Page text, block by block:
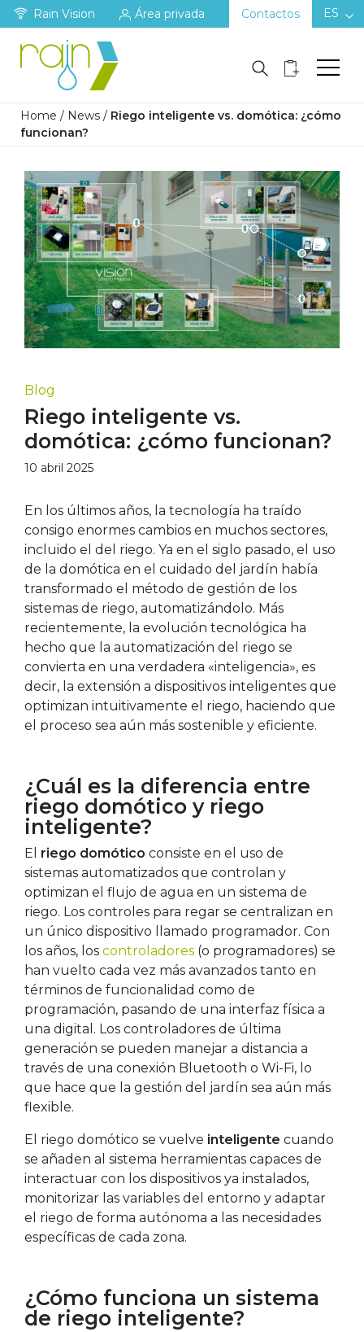
Rain Vision Área privada Contactos ES
Home / News / Riego inteligente vs. domótica: ¿cómo
funcionan?
Blog
Riego inteligente vs.
domótica: ¿cómo funcionan?
10 abril 2025
En los últimos años, la tecnología ha traído
consigo enormes cambios en muchos sectores,
incluido el del riego. Ya en el siglo pasado, el uso
de la domótica en el cuidado del jardín había
transformado el método de gestión de los
sistemas de riego, automatizándolo. Más
recientemente, la evolución tecnológica ha
hecho que la automatización del riego se
convierta en una verdadera «inteligencia», es
decir, la extensión a dispositivos inteligentes que
optimizan intuitivamente el riego, haciendo que
el proceso sea aún más sostenible y eficiente.
¿Cuál es la diferencia entre
riego domótico y riego
inteligente?
El riego domótico consiste en el uso de
sistemas automatizados que controlan y
optimizan el flujo de agua en un sistema de
riego. Los controles para regar se centralizan en
un único dispositivo llamado programador. Con
los años, los controladores (o programadores) se
han vuelto cada vez más avanzados tanto en
términos de funcionalidad como de
programación, pasando de una interfaz física a
una digital. Los controladores de última
generación se pueden manejar a distancia a
través de una conexión Bluetooth o Wi-Fi, lo
que hace que la gestión del jardín sea aún más
flexible.
El riego domótico se vuelve inteligente cuando
se añaden al sistema herramientas capaces de
interactuar con los dispositivos ya instalados,
monitorizar las variables del entorno y adaptar
el riego de forma autónoma a las necesidades
específicas de cada zona.
¿Cómo funciona un sistema
de riego inteligente?